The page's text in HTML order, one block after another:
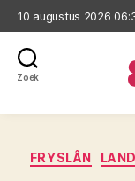
10 augustus 2026
Zoek
FRYSLÂN